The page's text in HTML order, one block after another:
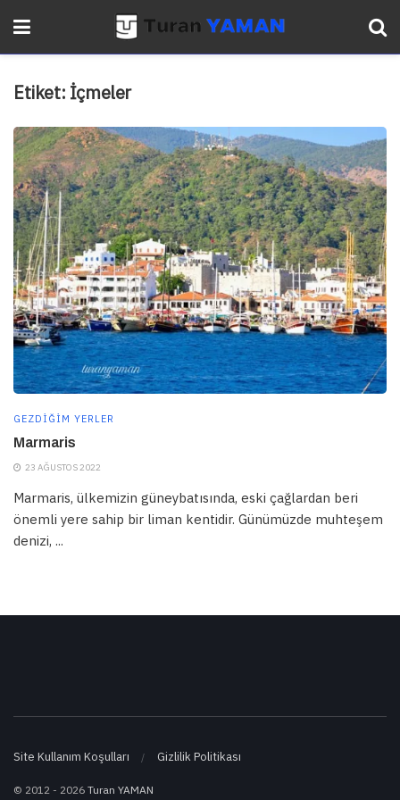
Etiket: İçmeler
GEZDIĞIM YERLER
Marmaris
23 AĞUSTOS 2022
Marmaris, ülkemizin güneybatısında, eski çağlardan beri
önemli yere sahip bir liman kentidir. Günümüzde muhteşem
denizi, ...
Site Kullanım Koşulları Gizlilik Politikası
© 2012 - 2026 Turan YAMAN